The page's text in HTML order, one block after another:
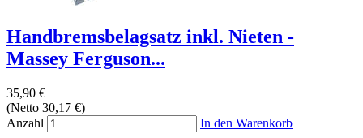
Handbremsbelagsatz inkl. Nieten -
Massey Ferguson...
35,90 €
(Netto 30,17 €)
Anzahl
In den Warenkorb